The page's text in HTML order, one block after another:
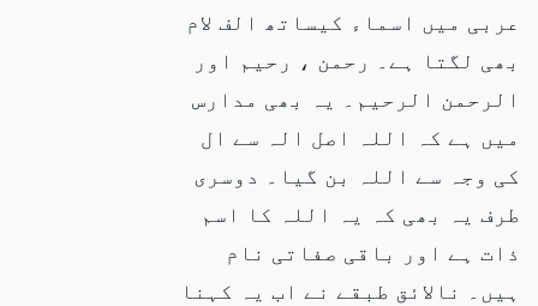
عربی میں اسماء کیساتھ الف لام
بھی لگتا ہے۔ رحمن ، رحیم اور
الرحمن الرحیم۔ یہ بھی مدارس
میں ہے کہ اللہ اصل الہ سے ال
کی وجہ سے اللہ بن گیا۔ دوسری
طرف یہ بھی کہ یہ اللہ کا اسم
ذات ہے اور باقی صفاتی نام
ہیں۔ نالائق طبقے نے اب یہ کہنا